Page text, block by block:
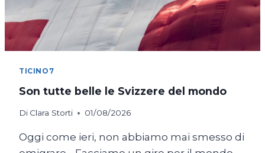
TICINO7
Son tutte belle le Svizzere del mondo
Di Clara Storti 01/08/2026
Oggi come ieri, non abbiamo mai smesso di